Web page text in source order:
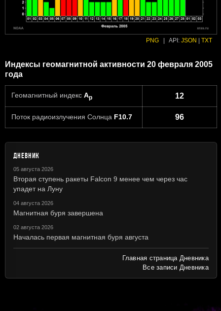
PNG API: JSON TXT
Индексы геомагнитной активности 20 февраля 2005
года
Геомагнитный индекс Ap 12
Поток радиоизлучения Солнца F10.7 96
ДНЕВНИК
05 августа 2026
Вторая ступень ракеты Falcon 9 менее чем через час
упадет на Луну
04 августа 2026
Магнитная буря завершена
02 августа 2026
Началась первая магнитная буря августа
Главная страница Дневника
Все записи Дневника